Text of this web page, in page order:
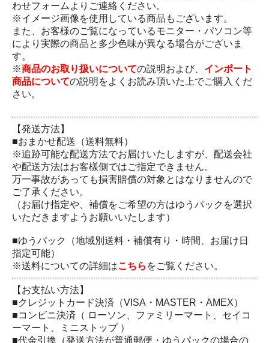
わせフォームよりご連絡ください。
※イメージ画像を使用している商品もございます。
また、お客様のご覧になっているモニター・パソコン等
により実際の商品と多少色味が異なる場合がございま
す。
※商品のお取り扱いについての説明および、 インポート
商品についての説明をよくお読み頂いた上でご購入くだ
さい。
【発送方法】
■おまかせ配送（送料無料）
※追跡可能な配送方法でお届けいたしますが、配送会社
や配送方法はお客樣側ではご指定できません。
万一事故があっても損害賠償の対象とはなりませんので
ご了承ください。
（お届け指定や、補償をご希望の方はゆうパックを選択
いただきますようお願いいたします）
■ゆうパック（地域別送料・補償有り・時間、お届け日
指定可能）
※送料についての詳細はこちら をご覧ください。
【お支払い方法】
■クレジットカード決済（VISA・MASTER・AMEX）
■コンビニ決済（ ローソン、ファミリーマート、セイコ
ーマート、ミニストップ ）
■代金引換（発送方法が普通郵便・ゆうパックの場合の